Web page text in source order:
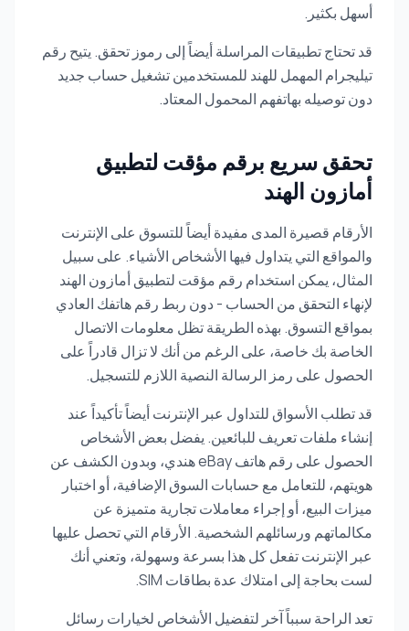
أسهل بكثير.
قد تحتاج تطبيقات المراسلة أيضاً إلى رموز تحقق. يتيح رقم
تيليجرام المهمل للهند للمستخدمين تشغيل حساب جديد
دون توصيله بهاتفهم المحمول المعتاد.
تحقق سريع برقم مؤقت لتطبيق
أمازون الهند
الأرقام قصيرة المدى مفيدة أيضاً للتسوق على الإنترنت
والمواقع التي يتداول فيها الأشخاص الأشياء. على سبيل
المثال، يمكن استخدام رقم مؤقت لتطبيق أمازون الهند
لإنهاء التحقق من الحساب - دون ربط رقم هاتفك العادي
بمواقع التسوق. بهذه الطريقة تظل معلومات الاتصال
الخاصة بك خاصة، على الرغم من أنك لا تزال قادراً على
الحصول على رمز الرسالة النصية اللازم للتسجيل.
قد تطلب الأسواق للتداول عبر الإنترنت أيضاً تأكيداً عند
إنشاء ملفات تعريف للبائعين. يفضل بعض الأشخاص
الحصول على رقم هاتف eBay هندي، وبدون الكشف عن
هويتهم، للتعامل مع حسابات السوق الإضافية، أو اختبار
ميزات البيع، أو إجراء معاملات تجارية متميزة عن
مكالماتهم ورسائلهم الشخصية. الأرقام التي تحصل عليها
عبر الإنترنت تفعل كل هذا بسرعة وسهولة، وتعني أنك
لست بحاجة إلى امتلاك عدة بطاقات SIM.
تعد الراحة سبباً آخر لتفضيل الأشخاص لخيارات رسائل